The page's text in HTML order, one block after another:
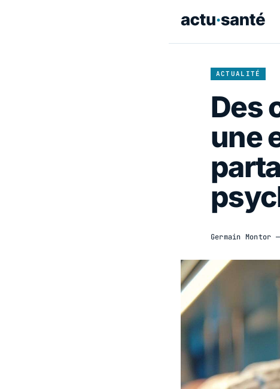
ACTUALITÉ
Des
une
Germain Montor